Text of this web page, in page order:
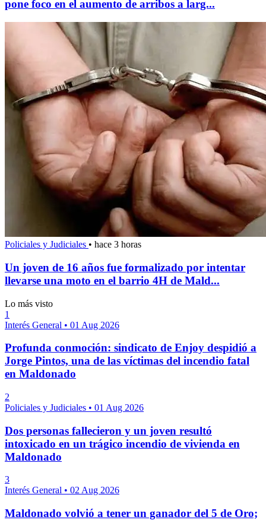
pone foco en el aumento de arribos a larg...
Policiales y Judiciales • hace 3 horas
Un joven de 16 años fue formalizado por intentar
llevarse una moto en el barrio 4H de Mald...
Lo más visto
1
Interés General • 01 Aug 2026
Profunda conmoción: sindicato de Enjoy despidió a
Jorge Pintos, una de las víctimas del incendio fatal
en Maldonado
2
Policiales y Judiciales • 01 Aug 2026
Dos personas fallecieron y un joven resultó
intoxicado en un trágico incendio de vivienda en
Maldonado
3
Interés General • 02 Aug 2026
Maldonado volvió a tener un ganador del 5 de Oro;